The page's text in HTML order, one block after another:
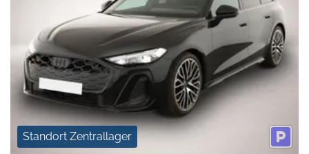
Standort Zentrallager